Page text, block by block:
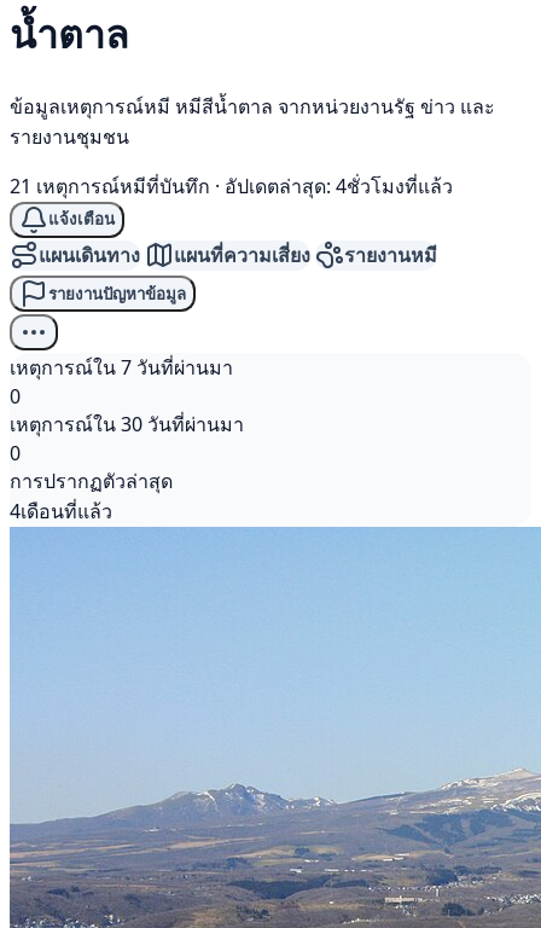
น้ำตาล
ข้อมูลเหตุการณ์หมี หมีสีน้ำตาล จากหน่วยงานรัฐ ข่าว และ
รายงานชุมชน
21 เหตุการณ์หมีที่บันทึก · อัปเดตล่าสุด: 4ชั่วโมงที่แล้ว
แจ้งเตือน
แผนเดินทาง แผนที่ความเสี่ยง รายงานหมี
รายงานปัญหาข้อมูล
เหตุการณ์ใน 7 วันที่ผ่านมา
0
เหตุการณ์ใน 30 วันที่ผ่านมา
0
การปรากฏตัวล่าสุด
4เดือนที่แล้ว